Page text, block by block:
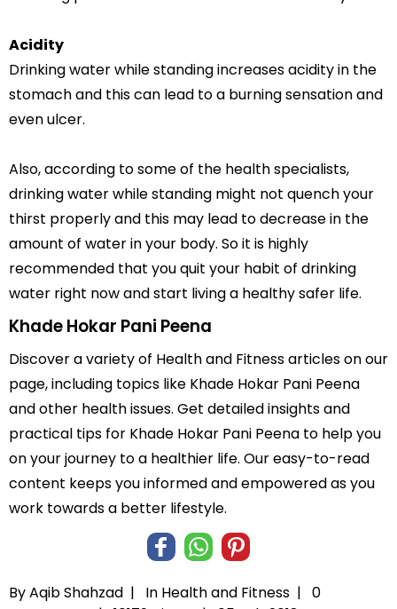
Acidity
Drinking water while standing increases acidity in the
stomach and this can lead to a burning sensation and
even ulcer.
Also, according to some of the health specialists,
drinking water while standing might not quench your
thirst properly and this may lead to decrease in the
amount of water in your body. So it is highly
recommended that you quit your habit of drinking
water right now and start living a healthy safer life.
Khade Hokar Pani Peena
Discover a variety of Health and Fitness articles on our
page, including topics like Khade Hokar Pani Peena
and other health issues. Get detailed insights and
practical tips for Khade Hokar Pani Peena to help you
on your journey to a healthier life. Our easy-to-read
content keeps you informed and empowered as you
work towards a better lifestyle.
By Aqib Shahzad | In Health and Fitness | 0